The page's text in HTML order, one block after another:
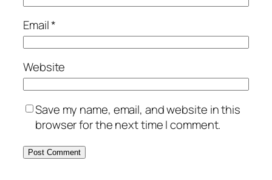
Email*
Website
Save my name, email, and website in this
browser for the next time I comment.